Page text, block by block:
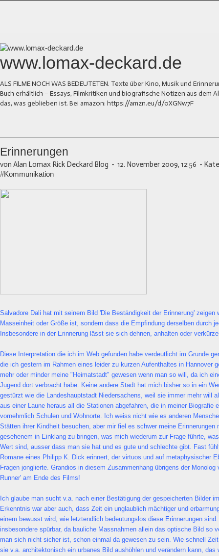
www.lomax-deckard.de
ALS FILME NOCH WAS BEDEUTETEN. Texte über Kino, Musik und
Buch erhältlich – Essays, Filmkritiken und biografische Notizen aus dem
das, was geblieben ist. Bei amazon: https://amzn.eu/d/0XGNw7F
Erinnerungen
von Alan Lomax Rick Deckard Blog - 12. November 2009, 12:56 -
#Kommunikation
Salvadore Dali hat mit seinem Bild 'Die Beständigkeit der Erinnerung' zeigen
Masseinheit oder Größe ist, sondern dass die Empfindung derselben durch
Insbesondere in der Erinnerung lässt sie sich dehnen, anhalten oder
Diese Interpretation die ich im Web gefunden habe verdeutlicht im Grunde
die ich gestern im Rahmen eines leider zu kurzen Aufenthaltes in Hannover
mehr oder minder meine "Heimatstadt" gewesen wenn man so will, da ich
Jugend dort verbracht habe. Keine andere Stadt hat mich bisher so in ein
gestürzt wie die Landeshauptstadt Niedersachens, weil sie immer mehr will
aus einer Laune heraus all die Stationen abgefahren, die in meiner Biografie
vornehmlich Schulen und Wohnorte. Ich weiss nicht wie es anderen
Stätten ihrer Kindheit besuchen, aber mir fiel es schwer meine Erinnerungen
gesehenem in Einklang zu bringen, was mich wiederum zur Frage führte,
Wert sind, ausser dass man sie hat und es gute und schlechte gibt. Fast
Romane eines Philipp K. Dick erinnert, der virtuos und auf metaphysischer
Fragen jonglierte. Grandios in diesem Zusammenhang übrigens der Monolog
Runner' am Ende des Films!
Ich glaube man sucht v.a. nach einer Bestätigung der gespeicherten Bilder
Erkenntnis war aber auch, dass Zeit ein unglaublich mächtiger und
einem bewusst wird, wie letztendlich bedeutungslos diese Erinnerungen
insbesondere spürbar, da bauliche Massnahmen allein das optische Bild so
man sich nicht sicher ist, schon einmal da gewesen zu sein. Wie schnell
sie v.a. architektonisch ein urbanes Bild aushöhlen und verändern kann, das